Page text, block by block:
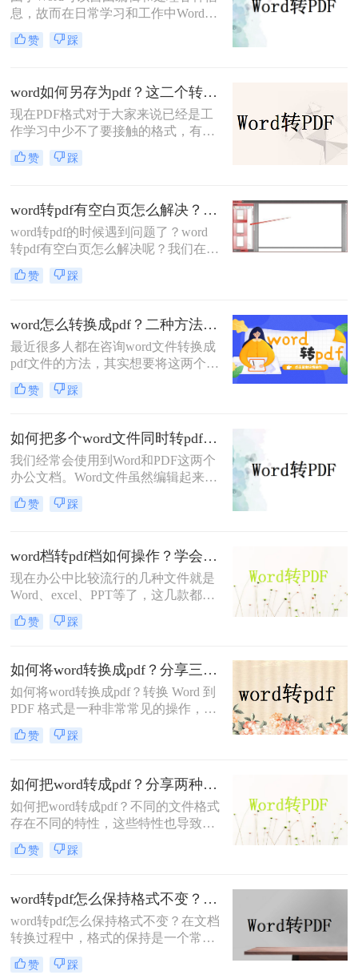
息，故而在日常学习和工作中Word文
档经常被我们使用。但是，在一些特
殊需求下，我们需要将Word文档中的
word文档怎么改成pdf格式文件呢？接
下来分享四种实用的转换方法，让我
们一起来看看。
赞 踩
word如何另存为pdf？这二个转换技巧少不了
现在PDF格式对于大家来说已经是工
作学习中少不了要接触的格式，有时
需要把word转成pdf，每次都找不到合
适的工具，下面给大家分享2个word
赞 踩
word转pdf有空白页怎么解决？教你一招，删除空白页面！
word转pdf的时候遇到问题了？word
转pdf有空白页怎么解决呢？我们在办
公的时候经常会接触到pdf文件，因为
它的兼容性非常好，不管是word、
存，也不会影响到排版和阅读美观，
但是在转换的过程中难免是会遇到一
些问题的，既然遇到问题了，那就只
能去解决了。
赞 踩
word怎么转换成pdf？二种方法轻松转换！
最近很多人都在咨询word文件转换成
pdf文件的方法，其实想要将这两个文
档进行转换，并没有大家想象的那么
难，只要选择转转大师PDF转换器就
成pdf？这样转换就OK。
赞 踩
如何把多个word文件同时转pdf？教你批量转换Word文件！
我们经常会使用到Word和PDF这两个
办公文档。Word文件虽然编辑起来很
方便，但没有PDF文件的安全性高。
因此，我们总会先编辑好word文件中
个一个将Word保存为PDF太麻烦了。
那么你们知道如何把多个word文件同
时转pdf吗？接下来我教你如何批量转
换Word文件，有兴趣的朋友，赶快跟
我一起来学习呀！
赞 踩
word档转pdf档如何操作？学会这三种方法！
现在办公中比较流行的几种文件就是
Word、excel、PPT等了，这几款都是
经常会用到的编辑软件，但是偶尔也
需要将这些制作好的文件转换成PDF
如何操作时，应该怎么转换呢？如果
你的工作经常和这些文档打交道，那
么就一定要学会这个word文档转pdf文
档技能。
赞 踩
如何将word转换成pdf？分享三个解决办法！
如何将word转换成pdf？转换 Word 到
PDF 格式是一种非常常见的操作，因
为这可以让我们的文档更方便地与他
人共享。无论是在电子邮件中还是通
档都比 Word 文档更易于传输和查
看。对于需要发送的文档来说，PDF
文件通常比 Word 文件更安全，因为
它们不容易被编辑或更改，可以确保
接收方看到的是与我们发送的文档完
全一致的版本。那么如何将word转换
赞 踩
如何把word转成pdf？分享两种快速转换方法，效率翻倍！
如何把word转成pdf？不同的文件格式
存在不同的特性，这些特性也导致了
它们各有优缺点，因此为了满足使用
需求，我们可能会经常需要把文件在
赞 踩
word转pdf怎么保持格式不变？教你两招！
word转pdf怎么保持格式不变？在文档
转换过程中，格式的保持是一个常见
的问题。当我们从Word转换为PDF
时，可能会遇到一些不必要的格式更
赞 踩